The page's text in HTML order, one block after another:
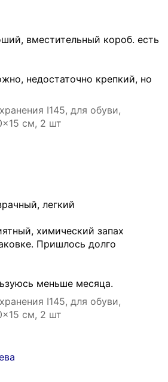
вместительный короб. есть
недостаточно крепкий, но
I145, для обуви,
см, 2 шт
легкий
химический запах
Пришлось долго
меньше месяца.
I145, для обуви,
см, 2 шт